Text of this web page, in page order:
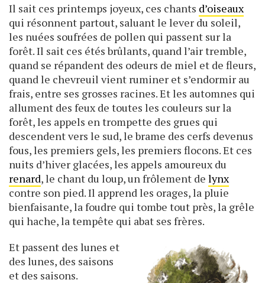
Il sait ces printemps joyeux, ces chants d’oiseaux
qui résonnent partout, saluant le lever du soleil,
les nuées soufrées de pollen qui passent sur la
forêt. Il sait ces étés brûlants, quand l’air tremble,
quand se répandent des odeurs de miel et de fleurs,
quand le chevreuil vient ruminer et s’endormir au
frais, entre ses grosses racines. Et les automnes qui
allument des feux de toutes les couleurs sur la
forêt, les appels en trompette des grues qui
descendent vers le sud, le brame des cerfs devenus
fous, les premiers gels, les premiers flocons. Et ces
nuits d’hiver glacées, les appels amoureux du
renard, le chant du loup, un frôlement de lynx
contre son pied. Il apprend les orages, la pluie
bienfaisante, la foudre qui tombe tout près, la grêle
qui hache, la tempête qui abat ses frères.
Et passent des lunes et
des lunes, des saisons
et des saisons.